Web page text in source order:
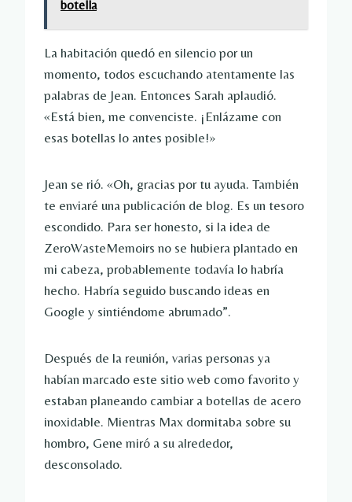
botella
La habitación quedó en silencio por un
momento, todos escuchando atentamente las
palabras de Jean. Entonces Sarah aplaudió.
«Está bien, me convenciste. ¡Enlázame con
esas botellas lo antes posible!»
Jean se rió. «Oh, gracias por tu ayuda. También
te enviaré una publicación de blog. Es un tesoro
escondido. Para ser honesto, si la idea de
ZeroWasteMemoirs no se hubiera plantado en
mi cabeza, probablemente todavía lo habría
hecho. Habría seguido buscando ideas en
Google y sintiéndome abrumado”.
Después de la reunión, varias personas ya
habían marcado este sitio web como favorito y
estaban planeando cambiar a botellas de acero
inoxidable. Mientras Max dormitaba sobre su
hombro, Gene miró a su alrededor,
desconsolado.